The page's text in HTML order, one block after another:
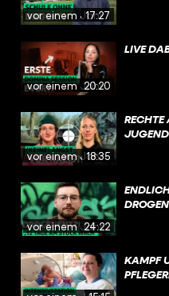
vor einem Jahr
17:27
vor einem Jahr
20:20
LIVE
vor einem Jahr
18:35
RECHTE
vor einem Jahr
24:22
KAMPF